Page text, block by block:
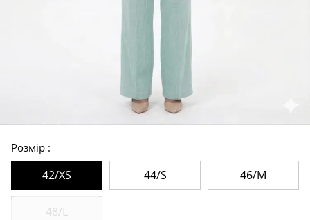
Розмір
42/XS 44/S 46/M
48/L